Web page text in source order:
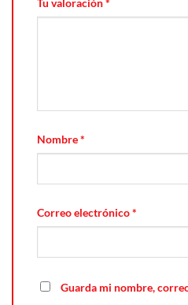
Tu valoración*
Nombre*
Correo electrónico*
Guarda mi nombre,